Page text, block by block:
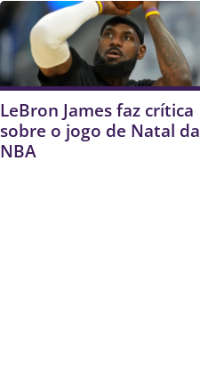
LeBron James faz crítica
sobre o jogo de Natal da
NBA